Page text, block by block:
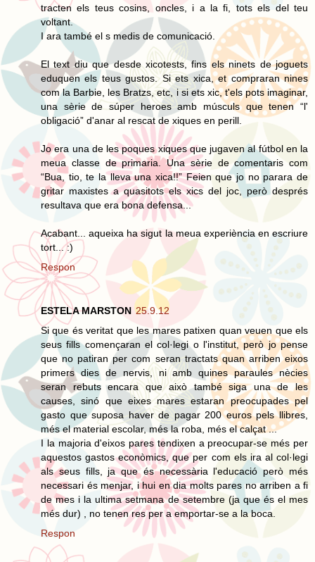
tracten els teus cosins, oncles, i a la fi, tots els del teu
voltant.
I ara també el s medis de comunicació.
El text diu que desde xicotests, fins els ninets de joguets
eduquen els teus gustos. Si ets xica, et compraran nines
com la Barbie, les Bratzs, etc, i si ets xic, t'els pots imaginar,
una sèrie de súper heroes amb músculs que tenen “l'
obligació” d'anar al rescat de xiques en perill.
Jo era una de les poques xiques que jugaven al fútbol en la
meua classe de primaria. Una sèrie de comentaris com
“Bua, tio, te la lleva una xica!!” Feien que jo no parara de
gritar maxistes a quasitots els xics del joc, però després
resultava que era bona defensa...
Acabant... aqueixa ha sigut la meua experiència en escriure
tort... :)
Respon
ESTELA MARSTON 25.9.12
Si que és veritat que les mares patixen quan veuen que els
seus fills començaran el col·legi o l'institut, però jo pense
que no patiran per com seran tractats quan arriben eixos
primers dies de nervis, ni amb quines paraules nècies
seran rebuts encara que això també siga una de les
causes, sinó que eixes mares estaran preocupades pel
gasto que suposa haver de pagar 200 euros pels llibres,
més el material escolar, més la roba, més el calçat ...
I la majoria d'eixos pares tendixen a preocupar-se més per
aquestos gastos econòmics, que per com els ira al col·legi
als seus fills, ja que és necessària l'educació però més
necessari és menjar, i hui en dia molts pares no arriben a fi
de mes i la ultima setmana de setembre (ja que és el mes
més dur) , no tenen res per a emportar-se a la boca.
Respon